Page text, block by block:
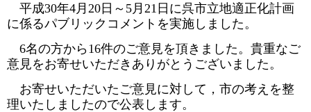
平成30年4月20日～5月21日に呉市立地適正化計画
に係るパブリックコメントを実施しました。
6名の方から16件のご意見を頂きました。貴重なご
意見をお寄せいただきありがとうございました。
お寄せいただいたご意見に対して，市の考えを整
理いたしましたので公表します。